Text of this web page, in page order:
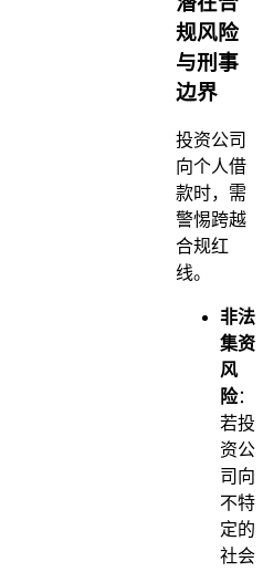
规风险
与刑事
边界
投资公司
向个人借
款时，需
警惕跨越
合规红
线。
非法
集资
风
险：
若投
资公
司向
不特
定的
社会